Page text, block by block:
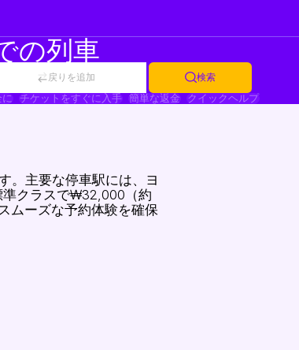
の列車
戻りを追加
検索
チケットをすぐに入手 簡単な返金 クイックヘルプ
。主要な停車駅には、ヨ
準クラスで₩32,000（約
ムーズな予約体験を確保